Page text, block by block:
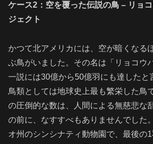
ケース2：空を覆った伝説の鳥 – リョ
ジェクト
かつて北アメリカには、空が暗くなる
ぶ鳥がいました。その名は「リョコウ
一説には30億から50億羽にも達したと
鳥類としては地球史上最も繁栄した鳥
の圧倒的な数は、人間による無慈悲な
の前に、なすすべもありませんでした
オ州のシンシナティ動物園で、最後の